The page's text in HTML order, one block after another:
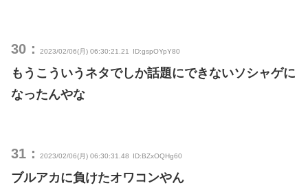
30： 2023/02/06(月) 06:30:21.21 ID:gspOYpY80
もうこういうネタでしか話題にできないソシャゲに
なったんやな
31： 2023/02/06(月) 06:30:31.48 ID:BZxOQHg60
ブルアカに負けたオワコンやん